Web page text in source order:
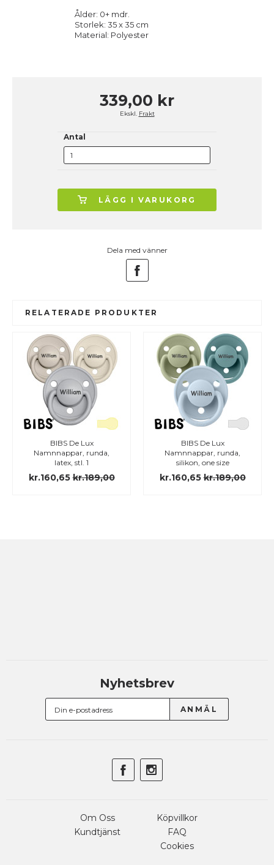
Ålder: 0+ mdr.
Storlek: 35 x 35 cm
Material: Polyester
339,00 kr
Ekskl. Frakt
Antal
LÄGG I VARUKORG
Dela med vänner
RELATERADE PRODUKTER
BIBS De Lux
Namnnappar, runda,
latex, stl. 1
kr.160,65 kr.189,00
BIBS De Lux
Namnnappar, runda,
silikon, one size
kr.160,65 kr.189,00
Nyhetsbrev
Om Oss
Kundtjänst
Köpvillkor
FAQ
Cookies